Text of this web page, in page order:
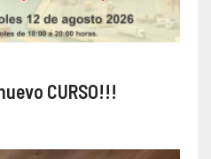
CURSO!!!